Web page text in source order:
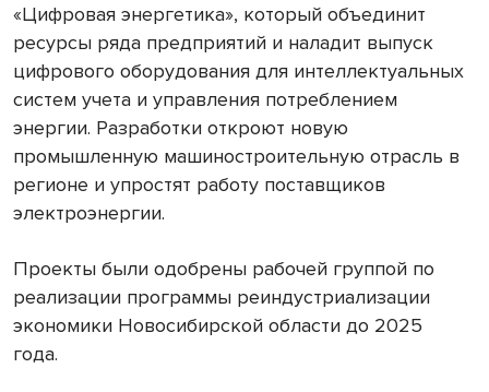
«Цифровая энергетика», который объединит
ресурсы ряда предприятий и наладит выпуск
цифрового оборудования для интеллектуальных
систем учета и управления потреблением
энергии. Разработки откроют новую
промышленную машиностроительную отрасль в
регионе и упростят работу поставщиков
электроэнергии.
Проекты были одобрены рабочей группой по
реализации программы реиндустриализации
экономики Новосибирской области до 2025
года.